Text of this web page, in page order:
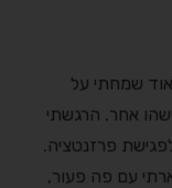
שמחתי על
אחר. הרגשתי
פרזנטציה.
עם פה פעור,